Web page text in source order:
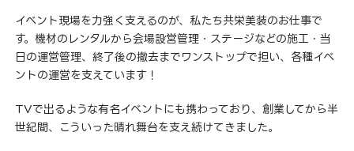
イベント現場を力強く支えるのが、私たち共栄美装のお仕事で
す。機材のレンタルから会場設営管理・ステージなどの施工・当
日の運営管理、終了後の撤去までワンストップで担い、各種イベ
ントの運営を支えています！
TVで出るような有名イベントにも携わっており、創業してから半
世紀間、こういった晴れ舞台を支え続けてきました。